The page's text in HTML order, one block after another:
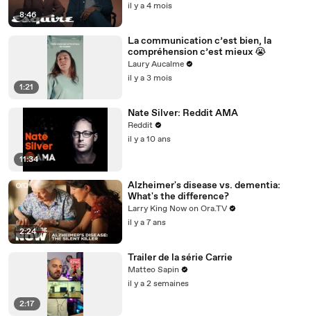
8:46
il y a 4 mois
1:21
La communication c’est bien, la
compréhension c’est mieux 😭
Laury Aucalme
il y a 3 mois
11:34
Nate Silver: Reddit AMA
Reddit
il y a 10 ans
2:24
Alzheimer's disease vs. dementia:
What's the difference?
Larry King Now on Ora.TV
il y a 7 ans
2:17
Trailer de la série Carrie
Matteo Sapin
il y a 2 semaines